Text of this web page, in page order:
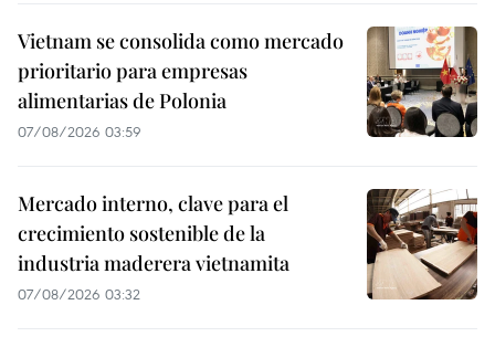
Vietnam se consolida como mercado
prioritario para empresas
alimentarias de Polonia
07/08/2026 03:59
Mercado interno, clave para el
crecimiento sostenible de la
industria maderera vietnamita
07/08/2026 03:32